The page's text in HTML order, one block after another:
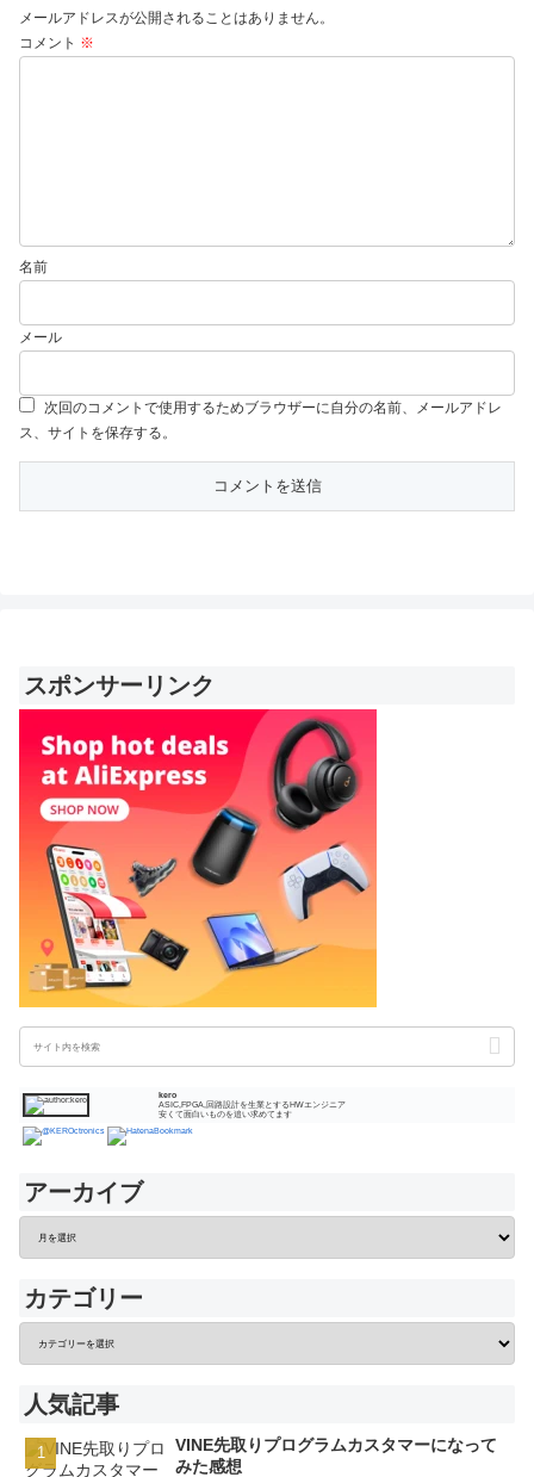
メールアドレスが公開されることはありません。
コメント ※
名前
メール
次回のコメントで使用するためブラウザーに自分の名前、メールアドレ
ス、サイトを保存する。
スポンサーリンク
kero
ASIC,FPGA,回路設計を生業とするHWエンジニア
安くて面白いものを追い求めてます
アーカイブ
カテゴリー
人気記事
VINE先取りプログラムカスタマーになって
みた感想